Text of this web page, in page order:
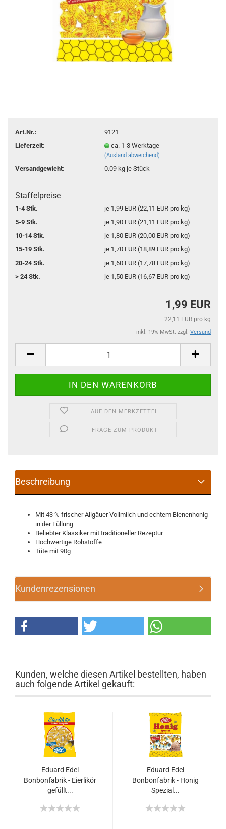
Art.Nr.:
9121
Lieferzeit:
ca. 1-3 Werktage
(Ausland abweichend)
Versandgewicht: 0.09kg je Stück
Staffelpreise
1-4 Stk.
je 1,99 EUR (22,11 EUR pro kg)
5-9 Stk.
je 1,90 EUR (21,11 EUR pro kg)
10-14 Stk.
je 1,80 EUR (20,00 EUR pro kg)
15-19 Stk.
je 1,70 EUR (18,89 EUR pro kg)
20-24 Stk.
je 1,60 EUR (17,78 EUR pro kg)
> 24 Stk.
je 1,50 EUR (16,67 EUR pro kg)
1,99 EUR
22,11 EUR pro kg
inkl. 19% MwSt. zzgl. Versand
AUF DEN MERKZETTEL
FRAGE ZUM PRODUKT
Beschreibung
Mit 43 % frischer Allgäuer Vollmilch und echtem Bienenhonig
in der Füllung
Beliebter Klassiker mit traditioneller Rezeptur
Hochwertige Rohstoffe
Tüte mit 90g
Kundenrezensionen
Kunden, welche diesen Artikel bestellten, haben
auch folgende Artikel gekauft:
Eduard Edel
Bonbonfabrik - Eierlikör
gefüllt...
Eduard Edel
Bonbonfabrik - Honig
Spezial...